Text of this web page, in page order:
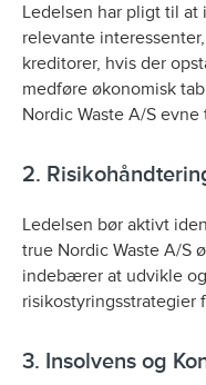
Ledelsen har pligt til at
relevante
kreditorer, hvis der
medføre økonomisk
Nordic Waste A/S
2.
Ledelsen bør aktivt
true Nordic Waste A/S
indebærer at udvikle
risikostyringsstrategier
3. Insolvens og